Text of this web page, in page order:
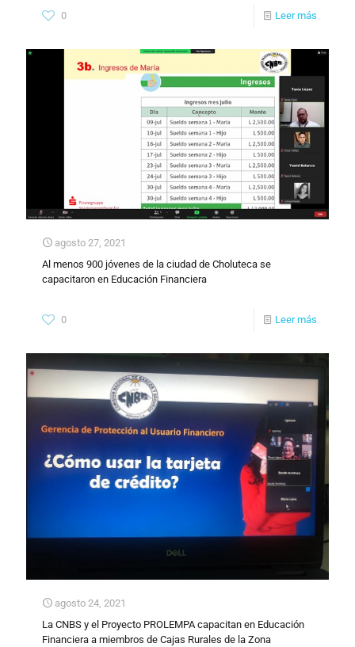
0 Leer más
agosto 27, 2021
Al menos 900 jóvenes de la ciudad de Choluteca se
capacitaron en Educación Financiera
0 Leer más
agosto 24, 2021
La CNBS y el Proyecto PROLEMPA capacitan en Educación
Financiera a miembros de Cajas Rurales de la Zona